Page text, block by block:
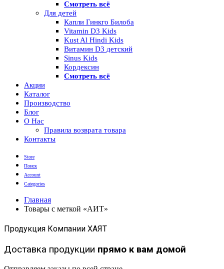
Смотреть всё
Для детей
Капли Гинкго Билоба
Vitamin D3 Kids
Kust Al Hindi Kids
Витамин D3 детский
Sinus Kids
Кордексин
Смотреть всё
Акции
Каталог
Производство
Блог
О Нас
Правила возврата товара
Контакты
Store
Поиск
Account
Categories
Главная
Товары с меткой «АИТ»
Продукция Компании ХАЯТ
Доставка продукции прямо к вам домой